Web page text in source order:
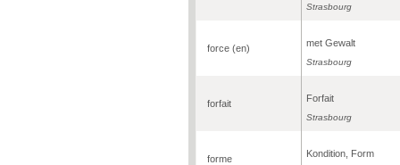
Strasbourg
force (en) met Gewalt
Strasbourg
forfait Forfait
Strasbourg
forme Kondition, Form